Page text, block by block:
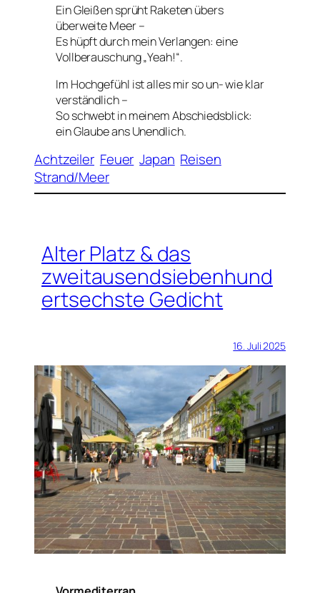
Ein Gleißen sprüht Raketen übers
überweite Meer –
Es hüpft durch mein Verlangen: eine
Vollberauschung „Yeah!“.
Im Hochgefühl ist alles mir so un- wie klar
verständlich –
So schwebt in meinem Abschiedsblick:
ein Glaube ans Unendlich.
Achtzeiler Feuer Japan Reisen
Strand/Meer
Alter Platz & das
zweitausendsiebenhund
ertsechste Gedicht
16. Juli 2025